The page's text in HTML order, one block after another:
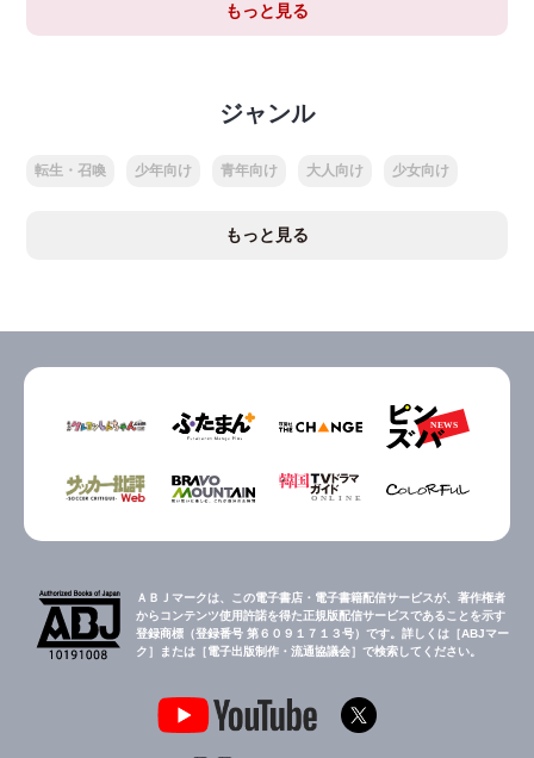
もっと見る
ジャンル
転生・召喚 少年向け 青年向け 大人向け 少女向け
もっと見る
ＡＢＪマークは、この電子書店・電子書籍配信サービスが、著作権者
からコンテンツ使用許諾を得た正規版配信サービスであることを示す
登録商標（登録番号 第６０９１７１３号）です。詳しくは［ABJマー
ク］または［電子出版制作・流通協議会］で検索してください。